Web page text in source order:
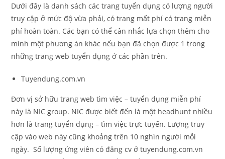
Dưới đây là danh sách các trang tuyển dụng có lượng người
truy cập ở mức độ vừa phải, có trang mất phí có trang miễn
phí hoàn toàn. Các bạn có thể cân nhắc lựa chọn thêm cho
mình một phương án khác nếu bạn đã chọn được 1 trong
những trang web tuyển dụng ở các phần trên.
Tuyendung.com.vn
Đơn vị sở hữu trang web tìm việc – tuyển dụng miễn phí
này là NIC group. NIC được biết đến là một headhunt nhiều
hơn là trang tuyển dụng – tìm việc trực tuyến. Lượng truy
cập vào web này cũng khoảng trên 10 nghìn người mỗi
ngày. Số lượng ứng viên có đăng cv ở tuyendung.com.vn